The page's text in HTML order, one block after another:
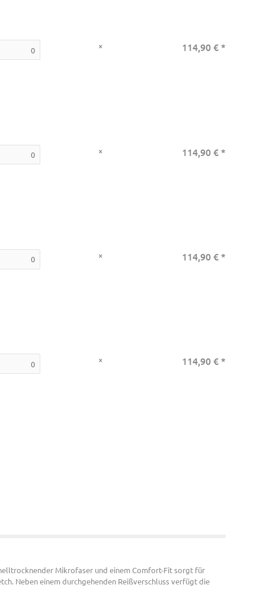
× 114,90 €*
× 114,90 €*
× 114,90 €*
× 114,90 €*
Mikrofaser und einem Comfort-Fit sorgt für
Neben einem durchgehenden Reißverschluss verfügt die